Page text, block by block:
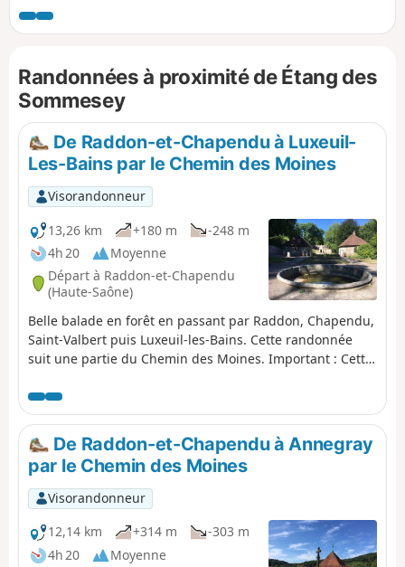
Randonnées à proximité de Étang des
Sommesey
De Raddon-et-Chapendu à Luxeuil-
Les-Bains par le Chemin des Moines
Visorandonneur
13,26 km
+180 m
-248 m
4h 20
Moyenne
Départ à Raddon-et-Chapendu
(Haute-Saône)
Belle balade en forêt en passant par Raddon, Chapendu,
Saint-Valbert puis Luxeuil-les-Bains. Cette randonnée
suit une partie du Chemin des Moines. Important : Cette
transports en commun reliant Luxeuil-les-Bains à
Raddon-et-Chapendu. Il vous faut trouver un moyen de
parvenir au point de départ ou au point d'arrivée.
De Raddon-et-Chapendu à Annegray
par le Chemin des Moines
Visorandonneur
12,14 km
+314 m
-303 m
4h 20
Moyenne